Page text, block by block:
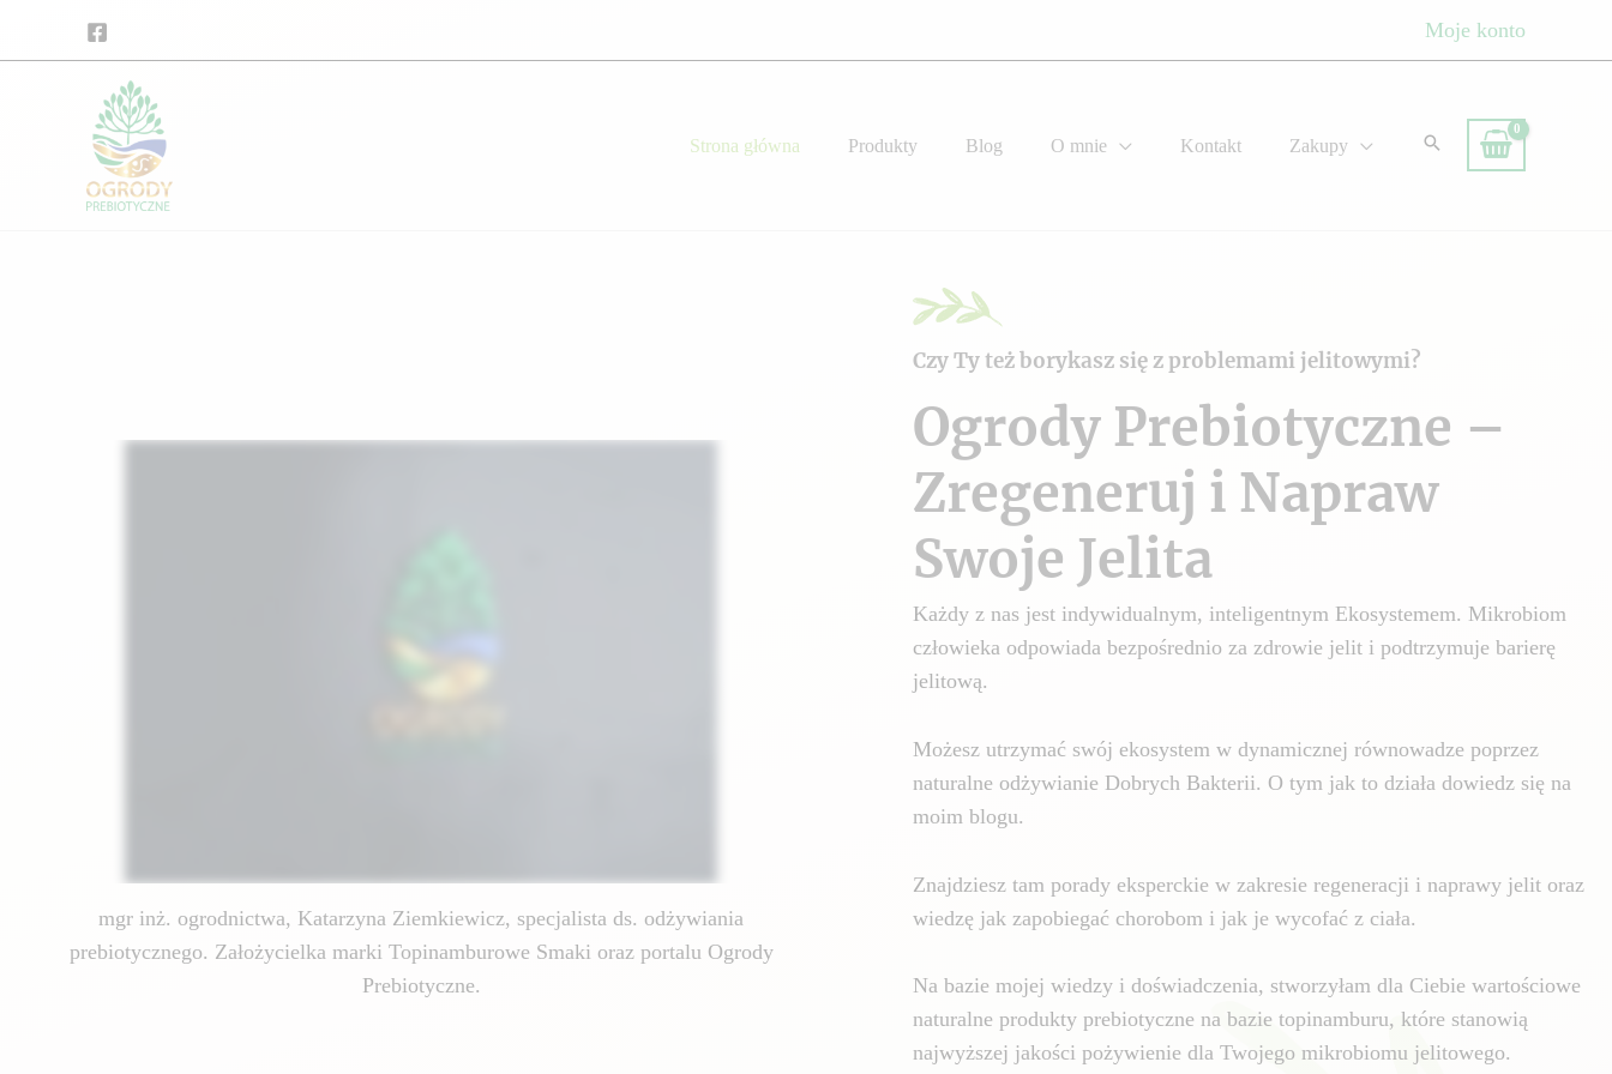
Moje konto
Strona główna Produkty Blog O mnie Kontakt Zakupy
mgr inż. ogrodnictwa, Katarzyna Ziemkiewicz, specjalista ds. odżywiania
prebiotycznego. Założycielka marki Topinamburowe Smaki oraz portalu Ogrody
Prebiotyczne.
Czy Ty też borykasz się z problemami jelitowymi?
Ogrody Prebiotyczne –
Zregeneruj i Napraw
Swoje Jelita
Każdy z nas jest indywidualnym, inteligentnym Ekosystemem. Mikrobiom
człowieka odpowiada bezpośrednio za zdrowie jelit i podtrzymuje barierę
jelitową.
Możesz utrzymać swój ekosystem w dynamicznej równowadze poprzez
naturalne odżywianie Dobrych Bakterii. O tym jak to działa dowiedz się na
moim blogu.
Znajdziesz tam porady eksperckie w zakresie regeneracji i naprawy jelit oraz
wiedzę jak zapobiegać chorobom i jak je wycofać z ciała.
Na bazie mojej wiedzy i doświadczenia, stworzyłam dla Ciebie wartościowe
naturalne produkty prebiotyczne na bazie topinamburu, które stanowią
najwyższej jakości pożywienie dla Twojego mikrobiomu jelitowego.